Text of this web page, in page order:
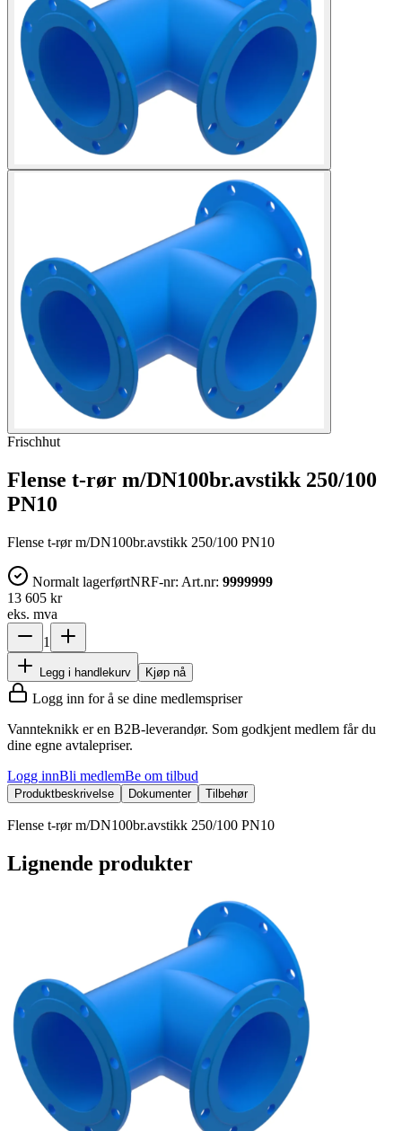
Frischhut
Flense t-rør m/DN100br.avstikk 250/100
PN10
Flense t-rør m/DN100br.avstikk 250/100 PN10
Normalt lagerførtNRF-nr: Art.nr: 9999999
13 605 kr
eks. mva
1
Legg i handlekurv Kjøp nå
Logg inn for å se dine medlemspriser
Vannteknikk er en B2B-leverandør. Som godkjent medlem får du
dine egne avtalepriser.
Logg innBli medlemBe om tilbud
Produktbeskrivelse Dokumenter Tilbehør
Flense t-rør m/DN100br.avstikk 250/100 PN10
Lignende produkter